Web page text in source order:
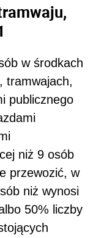
w środkach
tramwajach,
publicznego
niż 9 osób
przewozić, w
niż wynosi
50% liczby